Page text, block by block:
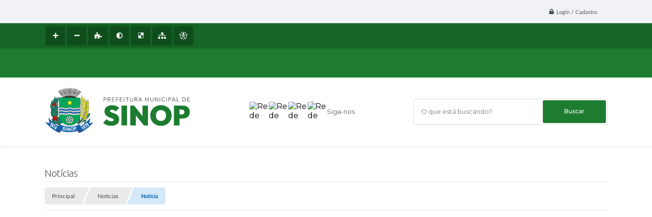
Login / Cadastro
Siga-nos O que está buscando?
Notícias
Principal Notícias Notícia